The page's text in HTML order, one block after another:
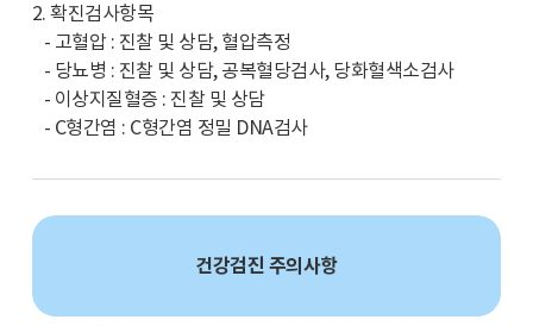
2. 확진검사항목
- 고혈압 : 진찰 및 상담, 혈압측정
- 당뇨병 : 진찰 및 상담, 공복혈당검사, 당화혈색소검사
- 이상지질혈증 : 진찰 및 상담
- C형간염 : C형간염 정밀 DNA검사
건강검진 주의사항